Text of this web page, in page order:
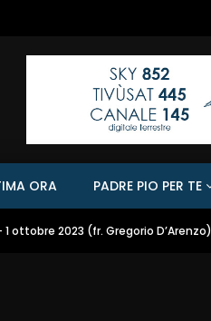
ORA PADRE PIO PER TE
1 ottobre 2023 (fr. Gregorio D’Arenzo)